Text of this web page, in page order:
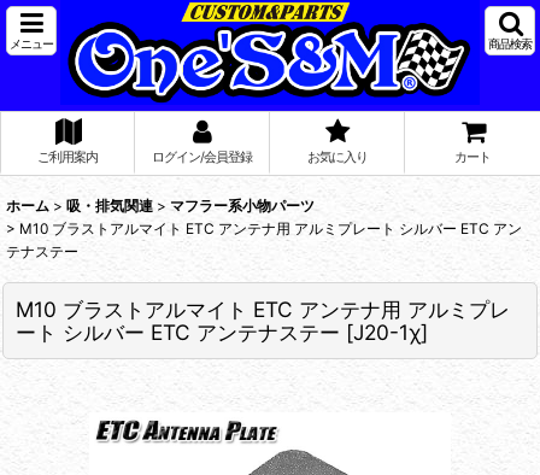
メニュー 商品検索
ご利用案内 ログイン/会員登録 お気に入り カート
ホーム > 吸・排気関連 > マフラー系小物パーツ
> M10 ブラストアルマイト ETC アンテナ用 アルミプレート シルバー ETC アン
テナステー
M10 ブラストアルマイト ETC アンテナ用 アルミプレ
ート シルバー ETC アンテナステー [J20-1χ]